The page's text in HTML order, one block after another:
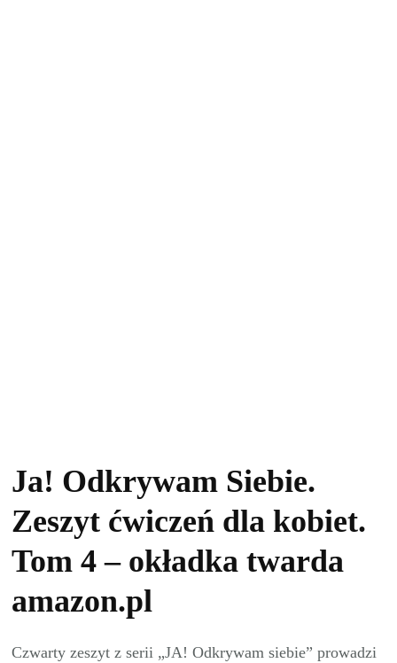
Ja! Odkrywam Siebie.
Zeszyt ćwiczeń dla kobiet.
Tom 4 – okładka twarda
amazon.pl
Czwarty zeszyt z serii „JA! Odkrywam siebie” prowadzi